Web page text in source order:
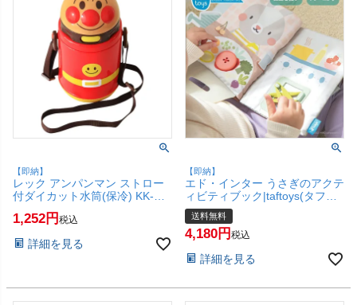
【即納】
レック アンパンマン ストロー
付ダイカット水筒(保冷) KK-
供用 お出かけ ワンタッチボタ
(6041996)
1,252 税込
詳細を見る
【即納】
エド・インター うさぎのアクテ
ィビティブック|taftoys(タフト
イ)|布絵本【1.5歳～】
【Ed.Inter エドインター GENI
ジェニ 布のおもちゃ 指先トレ
本】【宅配便送料無料】
送料無料
4,180 税込
詳細を見る